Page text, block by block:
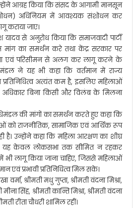
आग्रह किया कि संसद के आगामी मानसून
अधिनियम में आवश्यक संशोधन कर
कराया जाए।
से अनुरोध किया कि समाजवादी पार्टी
का समर्थन करे तथा केंद्र सरकार पर
एवं परिसीमन से अलग कर लागू करने के
ने यह भी कहा कि वर्तमान में राज्य
अत्यंत कम है, इसलिए महिलाओं
अधिकार बिना किसी और विलंब के मिलना
की मांगों का समर्थन करते हुए कहा कि
को राजनीतिक, सामाजिक एवं आर्थिक रूप
है। उन्होंने कहा कि महिला आरक्षण का शीघ्र
यह केवल लोकसभा तक सीमित न रहकर
भी लागू किया जाना चाहिए, जिससे महिलाओं
एवं प्रभावी प्रतिनिधित्व मिल सके।
वर्मा, श्रीमती मधु गुप्ता, श्रीमती वंदना मिश्रा,
मीना सिंह, श्रीमती कान्ति मिश्रा, श्रीमती वंदना
रीता चौधरी शामिल रहीं।